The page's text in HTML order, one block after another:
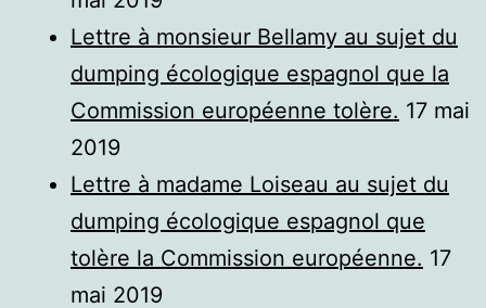
Lettre à monsieur Bellamy au sujet du
dumping écologique espagnol que la
Commission européenne tolère. 17 mai
2019
Lettre à madame Loiseau au sujet du
dumping écologique espagnol que
tolère la Commission européenne. 17
mai 2019